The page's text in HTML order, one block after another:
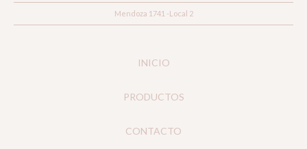
Mendoza 1741 -Local 2
INICIO
PRODUCTOS
CONTACTO